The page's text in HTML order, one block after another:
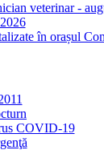
veterinar -
în orașul
COVID-19